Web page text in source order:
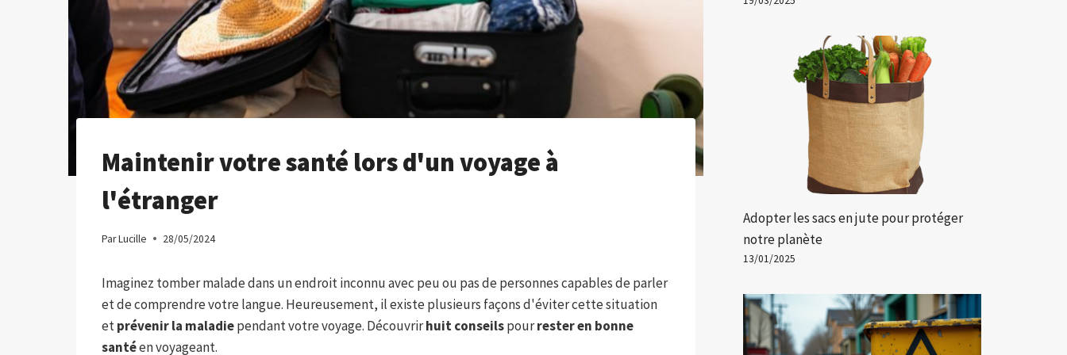
Maintenir votre santé lors d'un voyage à
l'étranger
ParLucille 28/05/2024
Imaginez tomber malade dans un endroit inconnu avec peu ou pas de personnes capables de parler
et de comprendre votre langue. Heureusement, il existe plusieurs façons d'éviter cette situation
etprévenir la maladiependant votre voyage. Découvrirhuit conseilspourrester en bonne
santéen voyageant.
Adopter les sacs en jute pour protéger
notre planète
13/01/2025